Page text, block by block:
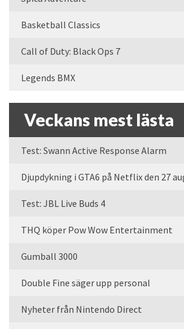
Basketball Classics
Call of Duty: Black Ops 7
Legends BMX
Veckans mest lästa
Test: Swann Active Response Alarm
Djupdykning i GTA6 på Netflix den 27
Test: JBL Live Buds 4
THQ köper Pow Wow Entertainment
Gumball 3000
Double Fine säger upp personal
Nyheter från Nintendo Direct